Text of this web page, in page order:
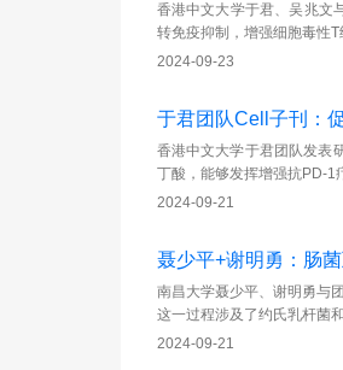
香港中文大学于君、吴兆文
转免疫抑制，增强细胞毒性T
2024-09-23
于君团队Cell子刊：
香港中文大学于君团队发表
丁酸，能够发挥增强抗PD-1
2024-09-21
聂少平+谢明勇：肠
南昌大学聂少平、谢明勇与
这一过程涉及了约氏乳杆菌
2024-09-21